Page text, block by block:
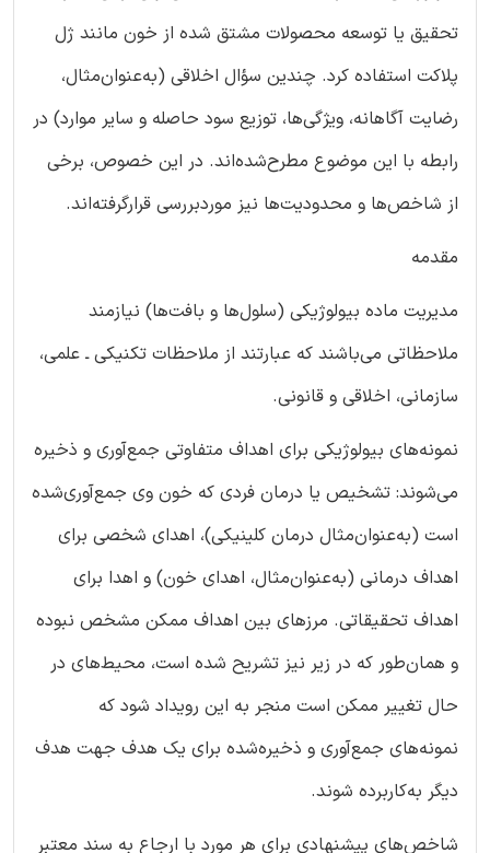
تحقیق یا توسعه محصولات مشتق شده از خون مانند ژل
پلاکت استفاده کرد. چندین سؤال اخلاقی (به‌عنوان‌مثال،
رضایت آگاهانه، ویژگی‌ها، توزیع سود حاصله و سایر موارد) در
رابطه با این موضوع مطرح‌شده‌اند. در این خصوص، برخی
از شاخص‌ها و محدودیت‌ها نیز موردبررسی قرارگرفته‌اند.
مقدمه
مدیریت ماده بیولوژیکی (سلول‌ها و بافت‌ها) نیازمند
ملاحظاتی می‌باشند که عبارتند از ملاحظات تکنیکی ـ علمی،
سازمانی، اخلاقی و قانونی.
نمونه‌های بیولوژیکی برای اهداف متفاوتی جمع‌آوری و ذخیره
می‌شوند: تشخیص یا درمان فردی که خون وی جمع‌آوری‌شده
است (به‌عنوان‌مثال درمان کلینیکی)، اهدای شخصی برای
اهداف درمانی (به‌عنوان‌مثال، اهدای خون) و اهدا برای
اهداف تحقیقاتی. مرزهای بین اهداف ممکن مشخص نبوده
و همان‌طور که در زیر نیز تشریح شده است، محیط‌های در
حال تغییر ممکن است منجر به این رویداد شود که
نمونه‌های جمع‌آوری و ذخیره‌شده برای یک هدف جهت هدف
دیگر به‌کاربرده شوند.
شاخص‌های پیشنهادی برای هر مورد با ارجاع به سند معتبر